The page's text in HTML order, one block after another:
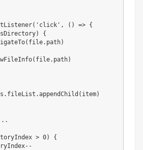
() => {
{
> 0) {